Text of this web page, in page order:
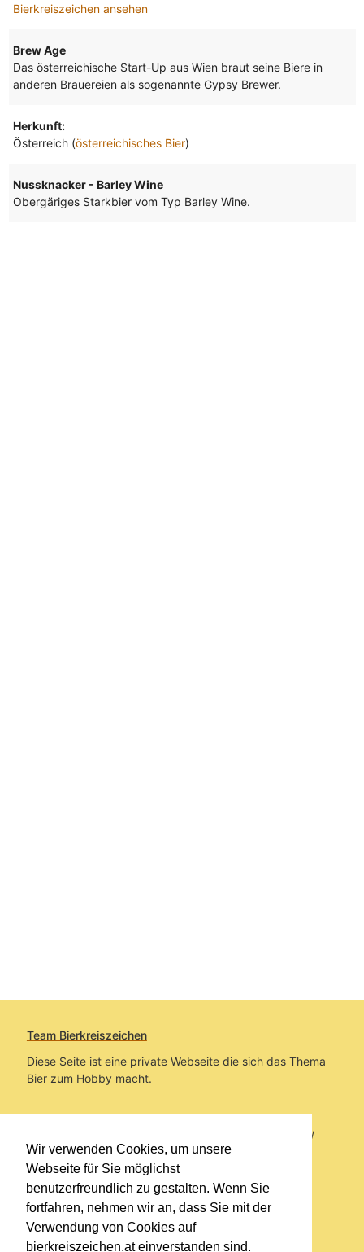
Wir verwenden Cookies, um unsere
Webseite für Sie möglichst
benutzerfreundlich zu gestalten. Wenn Sie
fortfahren, nehmen wir an, dass Sie mit der
Verwendung von Cookies auf
bierkreiszeichen.at einverstanden sind.
Bierkreiszeichen ansehen
Brew Age
Das österreichische Start-Up aus Wien braut seine Biere in
anderen Brauereien als sogenannte Gypsy Brewer.
Herkunft:
Österreich (österreichisches Bier)
Nussknacker - Barley Wine
Obergäriges Starkbier vom Typ Barley Wine.
Team Bierkreiszeichen
Diese Seite ist eine private Webseite die sich das Thema
Bier zum Hobby macht.
Sie befinden sich auf https://www.bierkreiszeichen.at/
im Pfad:Bierkreiszeichen/Gesammelte Biere
Erstellt: 2026-08-08
Links